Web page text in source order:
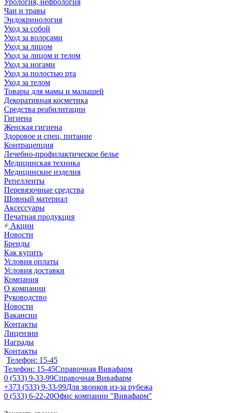
Урология, нефрология
Чаи и травы
Эндокринология
Уход за собой
Уход за волосами
Уход за лицом
Уход за лицом и телом
Уход за ногами
Уход за полостью рта
Уход за телом
Товары для мамы и малышей
Декоративная косметика
Средства реабилитации
Гигиена
Женская гигиена
Здоровое и спец. питание
Контрацепция
Лечебно-профилактическое белье
Медицинская техника
Медицинские изделия
Репелленты
Перевязочные средства
Шовный материал
Аксессуары
Печатная продукция
Акции
Новости
Бренды
Как купить
Условия оплаты
Условия доставки
Компания
О компании
Руководство
Новости
Вакансии
Контакты
Лицензии
Награды
Контакты
Телефон: 15-45
Телефон: 15-45Справочная Вивафарм
0 (533) 9-33-99Справочная Вивафарм
+373 (533) 9-33-99Для звонков из-за рубежа
0 (533) 6-22-20Офис компании "Вивафарм"